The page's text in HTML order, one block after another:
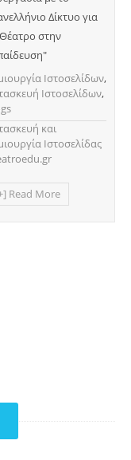
Δίκτυο για
στην
Ιστοσελίδων,
Ιστοσελίδων,
και
Ιστοσελίδας
Read More